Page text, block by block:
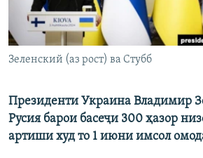
Зеленский (аз рост) ва Стубб
Президенти Украина Владимир
Русия барои басеҷи 300 ҳазор
артиши худ то 1 июни имсол